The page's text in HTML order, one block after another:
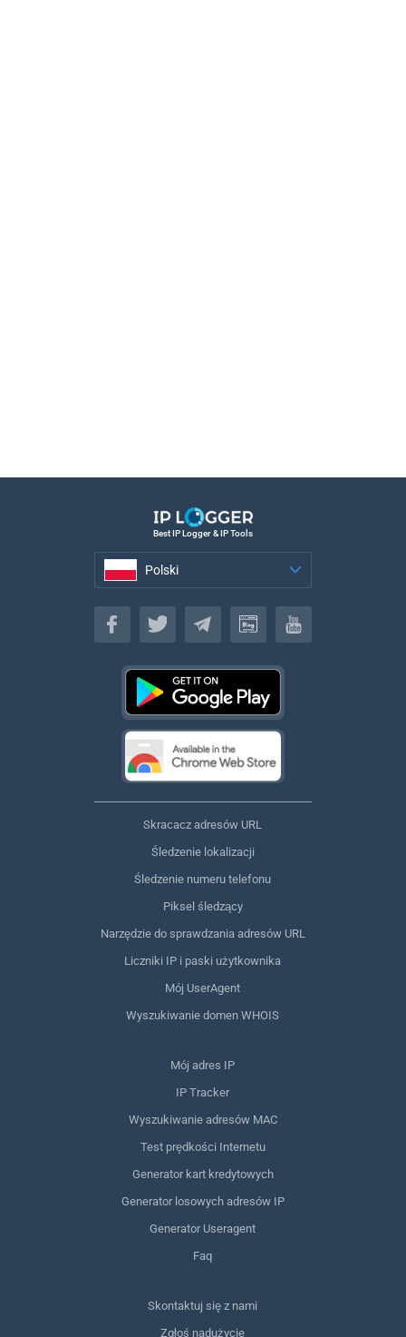
Best IP Logger & IP Tools
Polski
Polski
Skracacz adresów URL
Śledzenie lokalizacji
Śledzenie numeru telefonu
Piksel śledzący
Narzędzie do sprawdzania adresów URL
Liczniki IP i paski użytkownika
Mój UserAgent
Wyszukiwanie domen WHOIS
Mój adres IP
IP Tracker
Wyszukiwanie adresów MAC
Test prędkości Internetu
Generator kart kredytowych
Generator losowych adresów IP
Generator Useragent
Faq
Skontaktuj się z nami
Zgłoś nadużycie